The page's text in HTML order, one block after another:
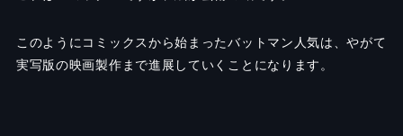
このようにコミックスから始まったバットマン人気は、やがて
実写版の映画製作まで進展していくことになります。